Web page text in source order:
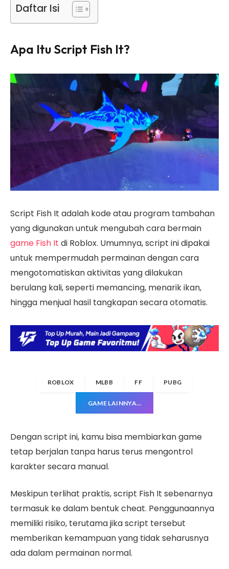
Daftar Isi
Apa Itu Script Fish It?
Script Fish It adalah kode atau program tambahan
yang digunakan untuk mengubah cara bermain
game Fish It di Roblox. Umumnya, script ini dipakai
untuk mempermudah permainan dengan cara
mengotomatiskan aktivitas yang dilakukan
berulang kali, seperti memancing, menarik ikan,
hingga menjual hasil tangkapan secara otomatis.
ROBLOX MLBB FF PUBG
GAME LAINNYA…
Dengan script ini, kamu bisa membiarkan game
tetap berjalan tanpa harus terus mengontrol
karakter secara manual.
Meskipun terlihat praktis, script Fish It sebenarnya
termasuk ke dalam bentuk cheat. Penggunaannya
memiliki risiko, terutama jika script tersebut
memberikan kemampuan yang tidak seharusnya
ada dalam permainan normal.